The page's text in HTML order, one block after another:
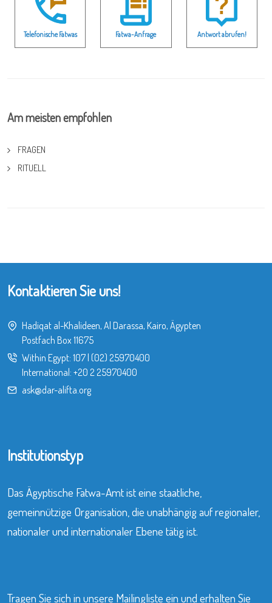
Telefonische Fatwas Fatwa-Anfrage Antwort abrufen!
Am meisten empfohlen
FRAGEN
RITUELL
Kontaktieren Sie uns!
Hadiqat al-Khalideen, Al Darassa, Kairo, Ägypten
Postfach Box 11675
Within Egypt: 107| (02) 25970400
International: +20 2 25970400
ask@dar-alifta.org
Institutionstyp
Das Ägyptische Fatwa-Amt ist eine staatliche,
gemeinnützige Organisation, die unabhängig auf regionaler,
nationaler und internationaler Ebene tätig ist.
Tragen Sie sich in unsere Mailingliste ein und erhalten Sie